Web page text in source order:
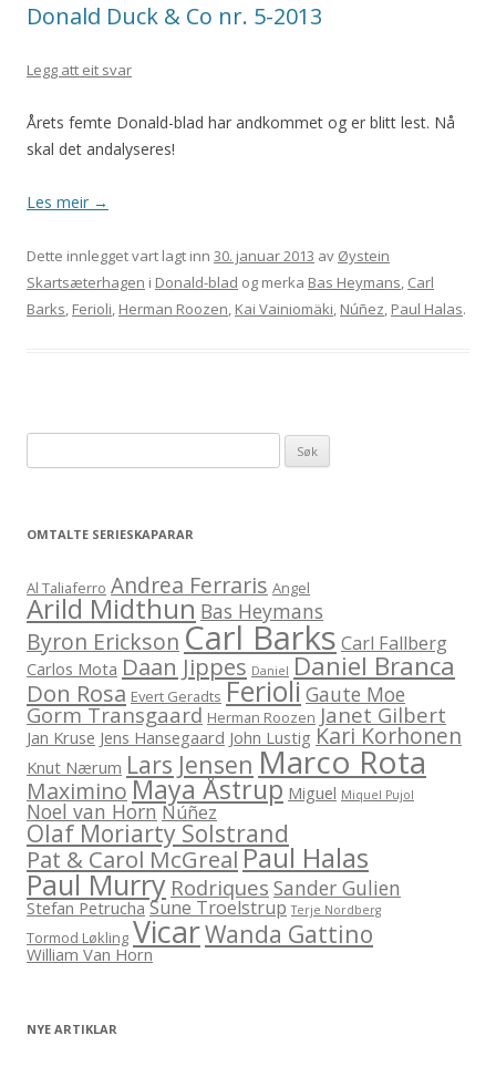
Donald Duck & Co nr. 5-2013
Legg att eit svar
Årets femte Donald-blad har andkommet og er blitt lest. Nå
skal det andalyseres!
Les meir →
Dette innlegget vart lagt inn 30. januar 2013 av Øystein
Skartsæterhagen i Donald-blad og merka Bas Heymans, Carl
Barks, Ferioli, Herman Roozen, Kai Vainiomäki, Núñez, Paul Halas.
etter:
OMTALTE SERIESKAPARAR
Al Taliaferro Andrea Ferraris Angel
Arild Midthun Bas Heymans
Byron EricksonCarl Barks Carl Fallberg
Carlos Mota Daan Jippes Daniel Daniel Branca
Don Rosa Evert Geradts FerioliGaute Moe
Gorm Transgaard Herman Roozen Janet Gilbert
Jan Kruse Jens Hansegaard John Lustig Kari Korhonen
Knut Nærum Lars Jensen Marco Rota
MaximinoMaya Åstrup Miguel Miquel Pujol
Noel van Horn Núñez
Olaf Moriarty Solstrand
Pat & Carol McGrealPaul Halas
Paul Murry Rodriques Sander Gulien
Stefan Petrucha Sune Troelstrup Terje Nordberg
Tormod Løkling VicarWanda Gattino
William Van Horn
NYE ARTIKLAR